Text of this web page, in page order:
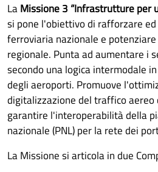
LaMissione 3 “Infrastrutture per
si pone l'obiettivo di rafforzare
ferroviaria nazionale e
regionale. Punta ad aumentare i
secondo una logica intermodale
degli aeroporti. Promuove
digitalizzazione del traffico
garantire l'interoperabilità della
nazionale (PNL) per la rete dei
La Missione si articola in due